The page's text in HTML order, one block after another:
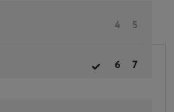
4 5
6 7